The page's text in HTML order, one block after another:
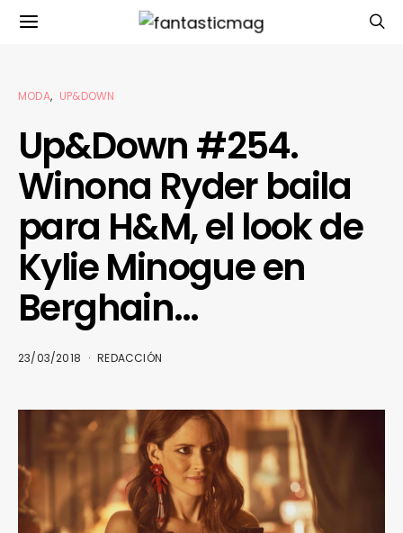
MODA UP&DOWN
Up&Down #254.
Winona Ryder baila
para H&M, el look de
Kylie Minogue en
Berghain…
23/03/2018 REDACCIÓN